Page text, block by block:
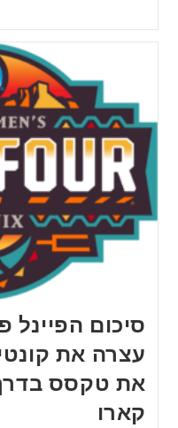
סיכום הפיינל
את טקסס
קארו